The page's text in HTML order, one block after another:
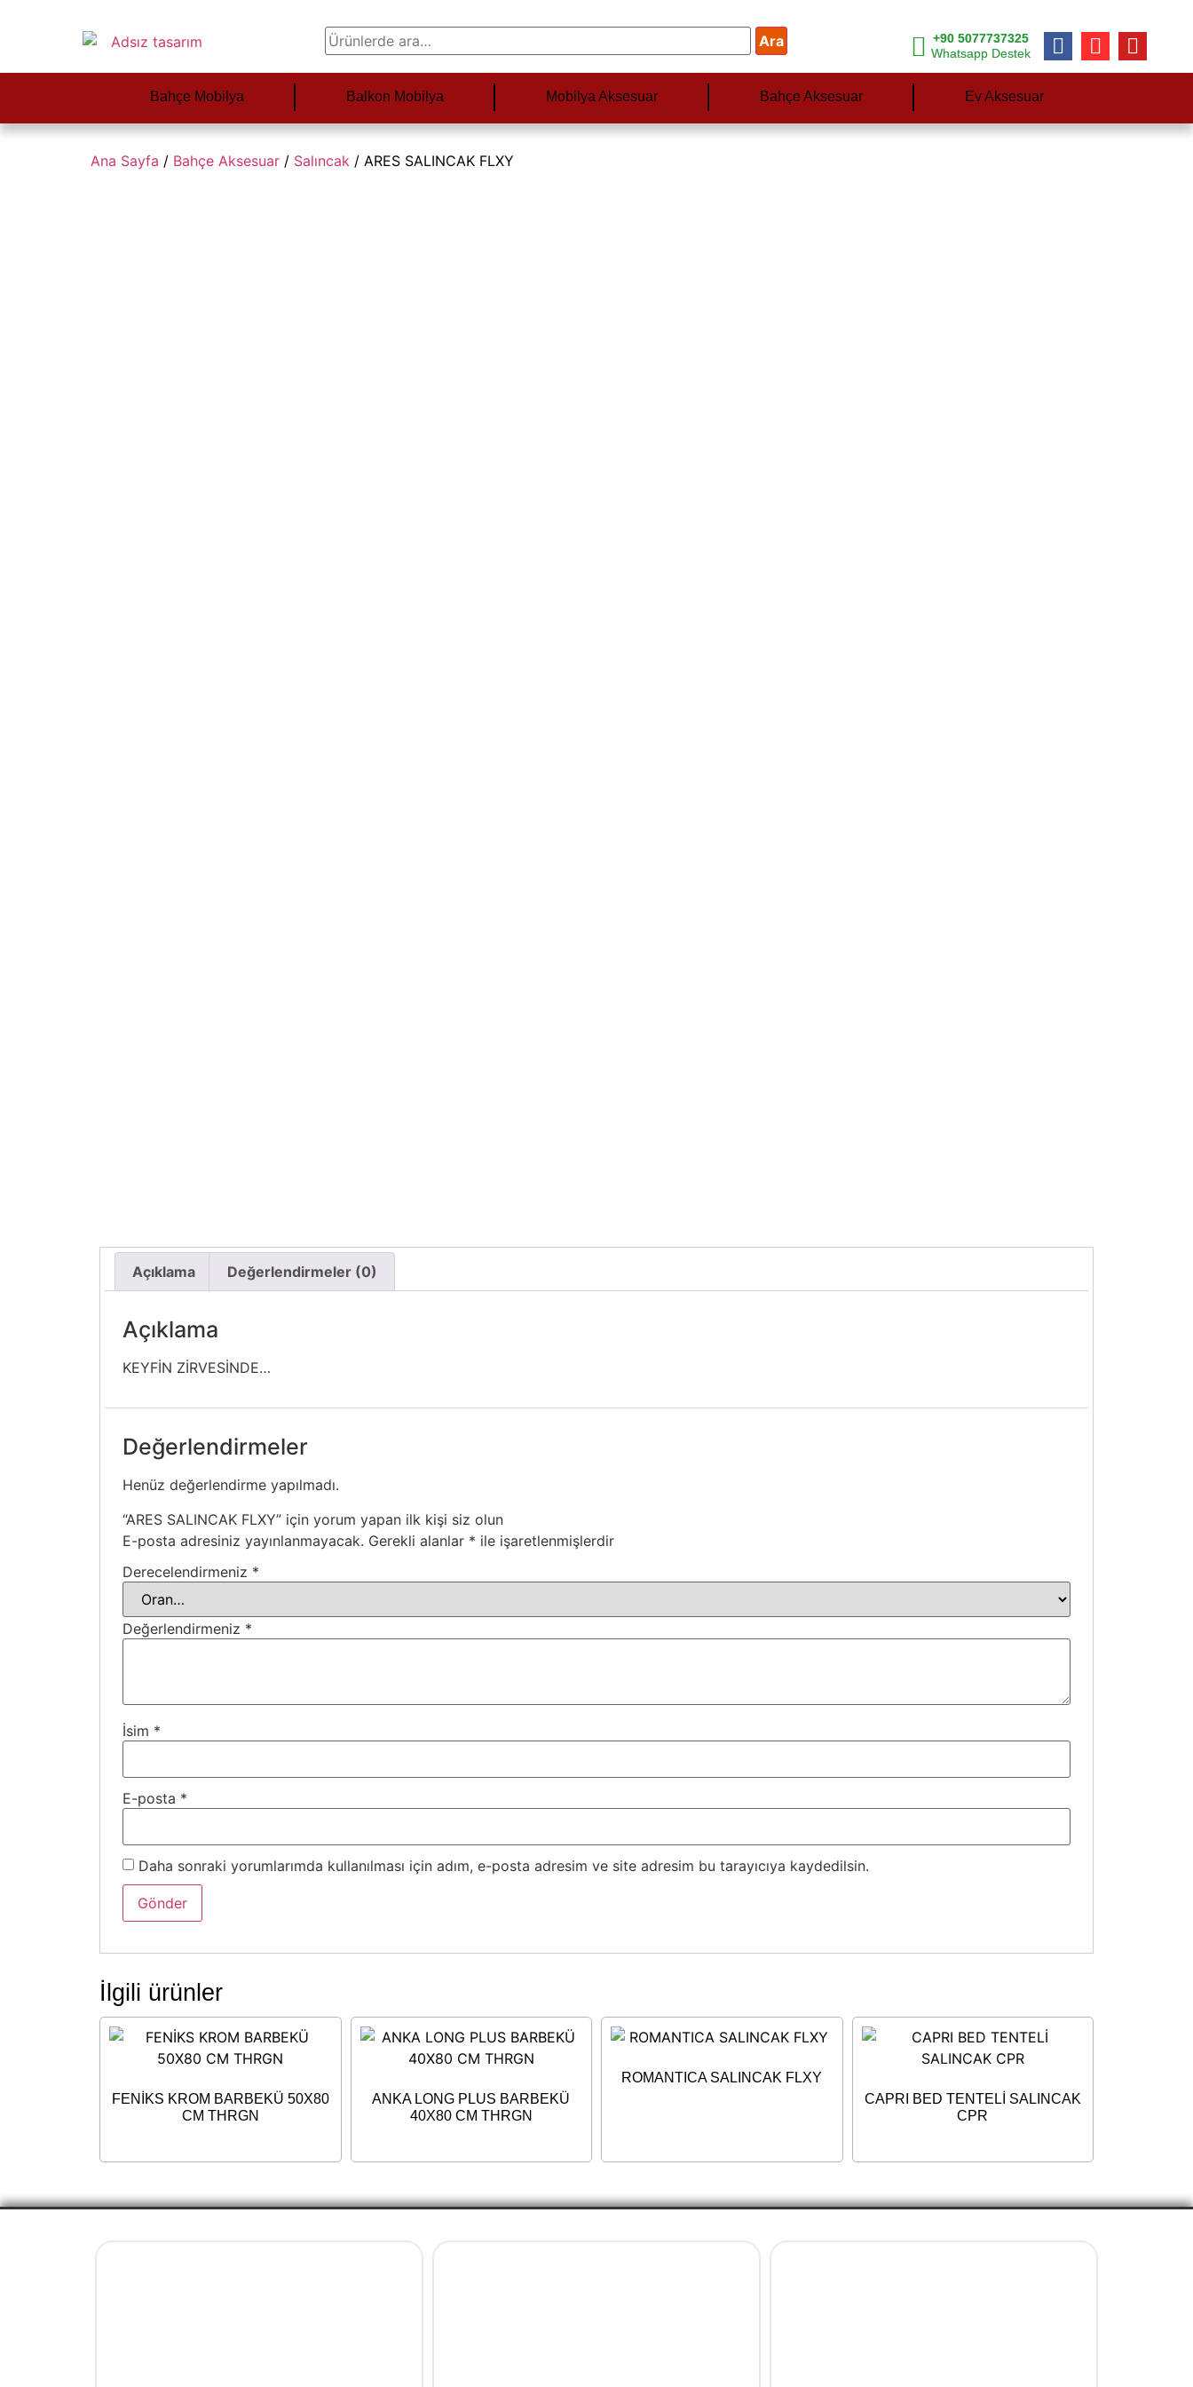
Ara
+90 5077737325
Whatsapp Destek
Bahçe Mobilya Balkon Mobilya Mobilya Aksesuar Bahçe Aksesuar Ev Aksesuar
Ana Sayfa / Bahçe Aksesuar / Salıncak / ARES SALINCAK FLXY
Açıklama Değerlendirmeler (0)
Açıklama
KEYFİN ZİRVESİNDE…
Değerlendirmeler
Henüz değerlendirme yapılmadı.
“ARES SALINCAK FLXY” için yorum yapan ilk kişi siz olun
E-posta adresiniz yayınlanmayacak. Gerekli alanlar * ile işaretlenmişlerdir
Derecelendirmeniz *
Değerlendirmeniz *
İsim *
E-posta *
Daha sonraki yorumlarımda kullanılması için adım, e-posta adresim ve site adresim bu tarayıcıya kaydedilsin.
İlgili ürünler
FENİKS KROM BARBEKÜ 50X80
CM THRGN
ANKA LONG PLUS BARBEKÜ
40X80 CM THRGN
ROMANTICA SALINCAK FLXY
CAPRI BED TENTELİ SALINCAK
CPR